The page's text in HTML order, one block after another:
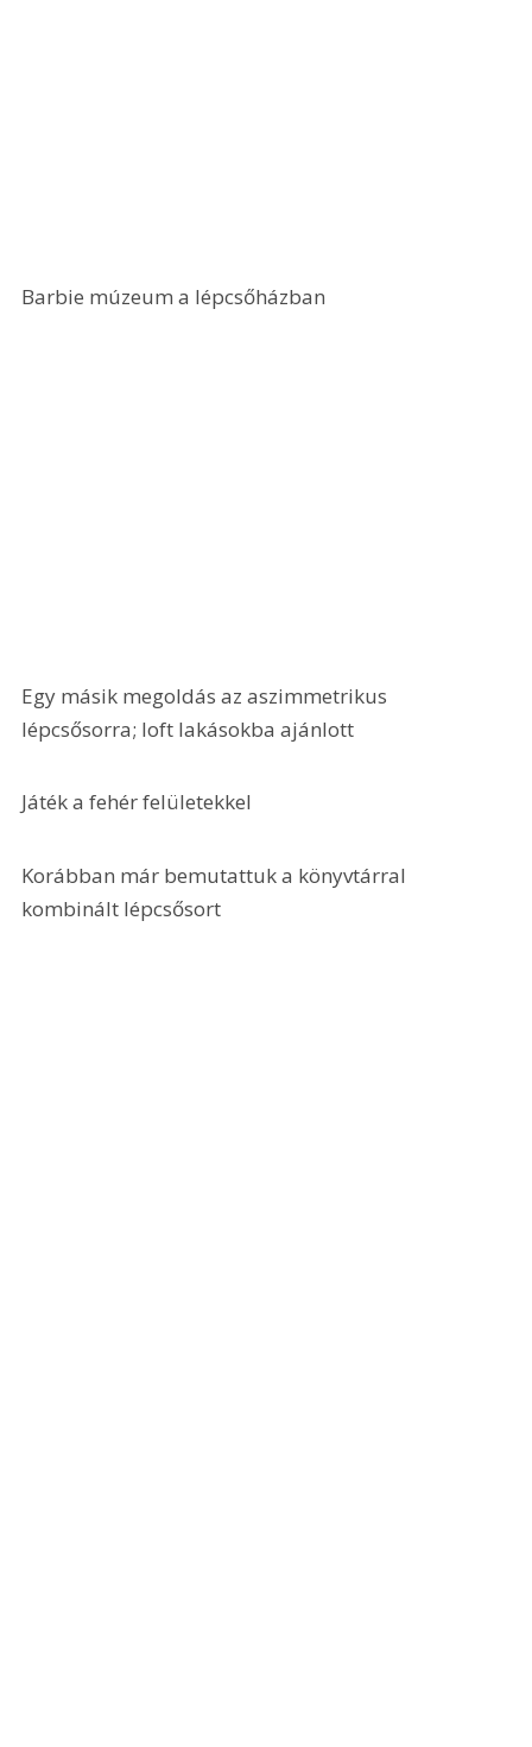
Barbie múzeum a lépcsőházban
Egy másik megoldás az aszimmetrikus
lépcsősorra; loft lakásokba ajánlott
Játék a fehér felületekkel
Korábban már bemutattuk a könyvtárral
kombinált lépcsősort